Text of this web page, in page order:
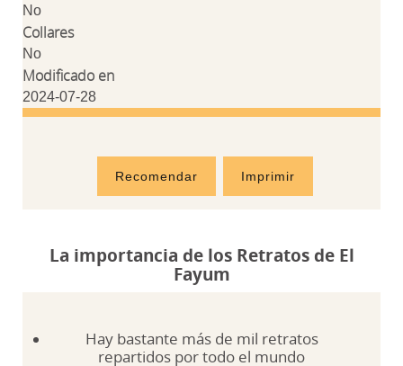
No
Collares
No
Modificado en
2024-07-28
Recomendar Imprimir
La importancia de los Retratos de El
Fayum
Hay bastante más de mil retratos
repartidos por todo el mundo